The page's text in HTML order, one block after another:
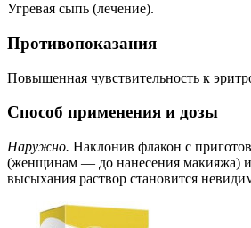
Угревая сыпь (лечение).
Противопоказания
Повышенная чувствительность к
Способ применения и дозы
Наружно. Наклонив флакон с
(женщинам — до нанесения макияжа) и
высыхания раствор становится